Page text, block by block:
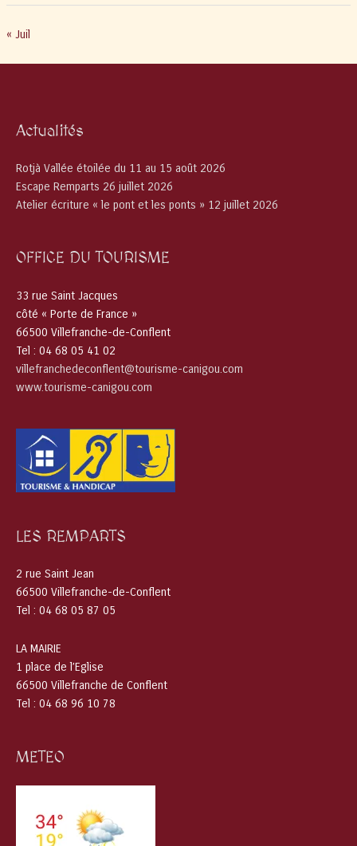
« Juil
Actualités
Rotjà Vallée étoilée du 11 au 15 août 2026
Escape Remparts 26 juillet 2026
Atelier écriture « le pont et les ponts » 12 juillet 2026
OFFICE DU TOURISME
33 rue Saint Jacques
côté « Porte de France »
66500 Villefranche-de-Conflent
Tel : 04 68 05 41 02
villefranchedeconflent@tourisme-canigou.com
www.tourisme-canigou.com
LES REMPARTS
2 rue Saint Jean
66500 Villefranche-de-Conflent
Tel : 04 68 05 87 05
LA MAIRIE
1 place de l’Eglise
66500 Villefranche de Conflent
Tel : 04 68 96 10 78
METEO